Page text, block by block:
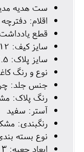
ست هدیه
اقلام:
قطع
سایز کیف: 12 × 20 سانتی متر
سایز پلاک: 4.5 × 1.3 سانتی متر
نوع و رنگ کاغذ:
جنس جلد:
رنگ پلاک:
آستر: سفید
رنگبندی:
نوع بسته
ابعاد جعبه: 3 × 17.5 × 23